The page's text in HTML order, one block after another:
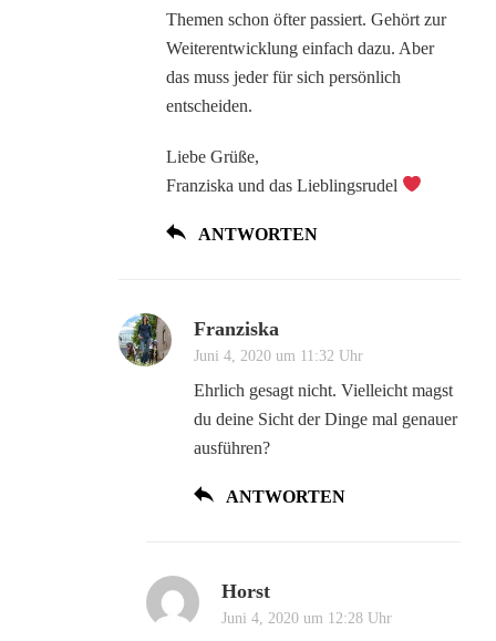
Themen schon öfter passiert. Gehört zur
Weiterentwicklung einfach dazu. Aber
das muss jeder für sich persönlich
entscheiden.
Liebe Grüße,
Franziska und das Lieblingsrudel
ANTWORTEN
Franziska
Juni 4, 2020 um 11:32 Uhr
Ehrlich gesagt nicht. Vielleicht magst
du deine Sicht der Dinge mal genauer
ausführen?
ANTWORTEN
Horst
Juni 4, 2020 um 12:28 Uhr